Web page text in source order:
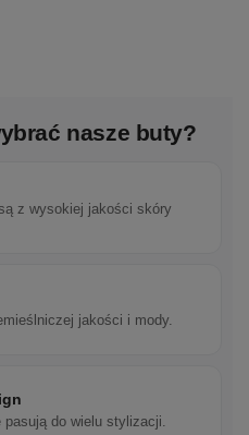
nasze buty?
z wysokiej jakości skóry
jakości i mody.
do wielu stylizacji.